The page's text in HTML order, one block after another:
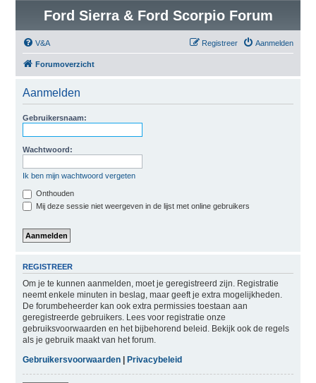
Ford Sierra & Ford Scorpio Forum
V&A Aanmelden
Registreer
Forumoverzicht
Aanmelden
Gebruikersnaam:
Wachtwoord:
Ik ben mijn wachtwoord vergeten
Onthouden
Mij deze sessie niet weergeven in de lijst met online gebruikers
REGISTREER
Om je te kunnen aanmelden, moet je geregistreerd zijn. Registratie
neemt enkele minuten in beslag, maar geeft je extra mogelijkheden.
De forumbeheerder kan ook extra permissies toestaan aan
geregistreerde gebruikers. Lees voor registratie onze
gebruiksvoorwaarden en het bijbehorend beleid. Bekijk ook de regels
als je gebruik maakt van het forum.
Gebruikersvoorwaarden| Privacybeleid